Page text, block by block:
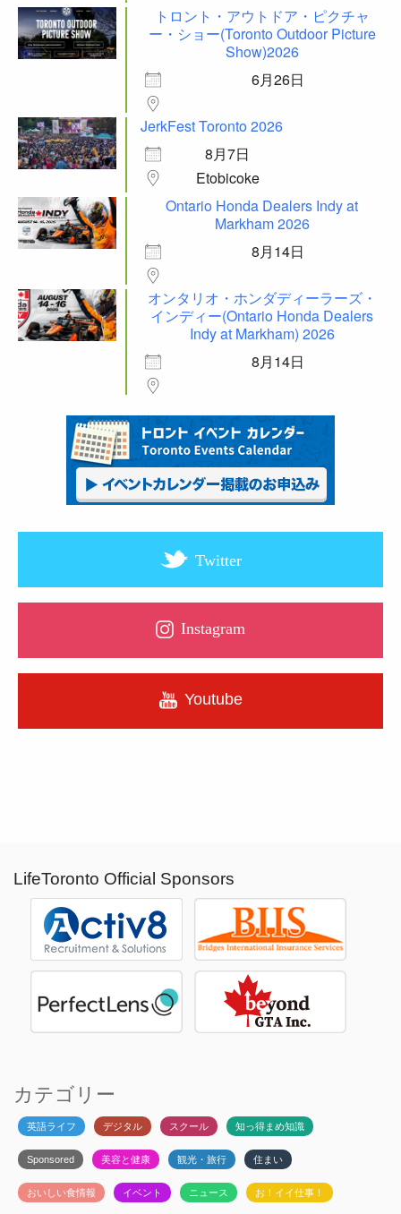
トロント・アウトドア・ピクチャ
ー・ショー(Toronto Outdoor Picture
Show)2026
6月26日
JerkFest Toronto 2026
8月7日
Etobicoke
Ontario Honda Dealers Indy at
Markham 2026
8月14日
オンタリオ・ホンダディーラーズ・
インディー(Ontario Honda Dealers
Indy at Markham) 2026
8月14日
Twitter
Instagram
Youtube
LifeToronto Official Sponsors
カテゴリー
英語ライフ デジタル スクール 知っ得まめ知識
Sponsored 美容と健康 観光・旅行 住まい
おいしい食情報 イベント ニュース お！イイ仕事！